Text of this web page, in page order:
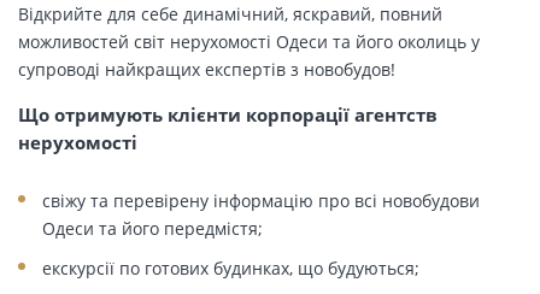
Відкрийте для себе динамічний, яскравий, повний
можливостей світ нерухомості Одеси та його околиць у
супроводі найкращих експертів з новобудов!
Що отримують клієнти корпорації агентств
нерухомості
свіжу та перевірену інформацію про всі новобудови
Одеси та його передмістя;
екскурсії по готових будинках, що будуються;